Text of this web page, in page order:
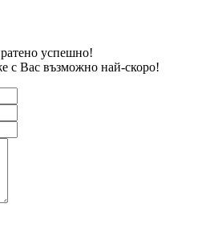
успешно!
с Вас възможно най-скоро!